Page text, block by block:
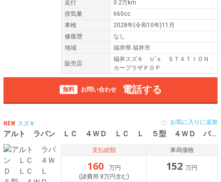
走行
0.2万km
排気量
660cc
車検
2028年(令和10年)11月
修復歴
なし
地域
福井県 福井市
販売店
福井スズキ Ｕ’ｓ ＳＴＡＴＩＯＮ
カープラザＰＯＰ
無料 お問い合わせ 電話する
NEW スズキ
アルト ラパン ＬＣ ４ＷＤ ＬＣ Ｌ ５型 ４ＷＤ バックカメラ付デ
お気に入りに追加
支払総額
160
万円
(諸費用 8万円含む)
車両価格
152 万円